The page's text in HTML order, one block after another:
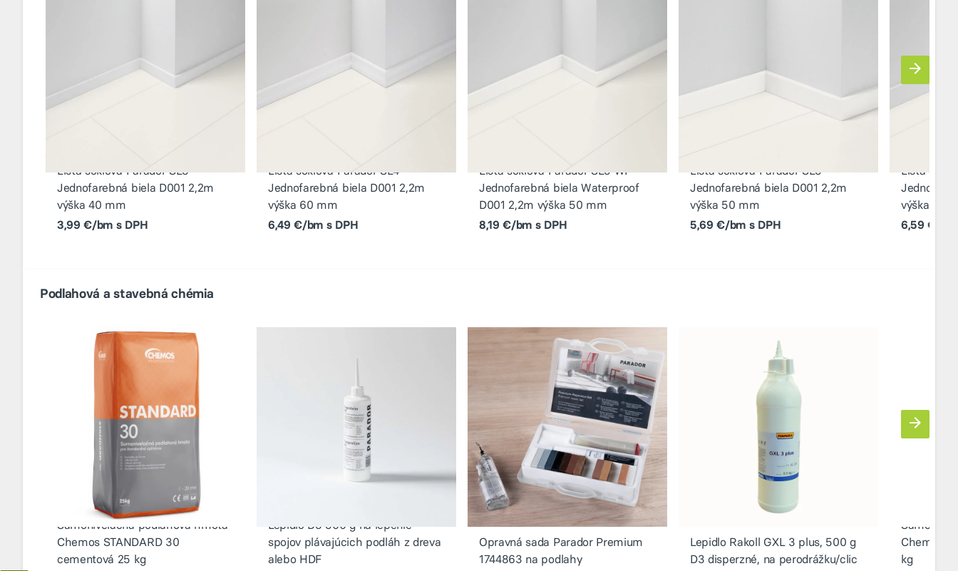
Lišta soklová Parador SL3
Jednofarebná biela D001 2,2m
výška 40 mm
3,99 €/bm s DPH
Lišta soklová Parador SL4
Jednofarebná biela D001 2,2m
výška 60 mm
6,49 €/bm s DPH
Lišta soklová Parador SL5 WF
Jednofarebná biela Waterproof
D001 2,2m výška 50 mm
8,19 €/bm s DPH
Lišta soklová Parador SL5
Jednofarebná biela D001 2,2m
výška 50 mm
5,69 €/bm s DPH
Lišta
výška 70
6,59 €/bm
Podlahová a stavebná chémia
Samonivelačná podlahová hmota
Chemos STANDARD 30
cementová 25 kg
Lepidlo D3 500 g na lepenie
spojov plávajúcich podláh z dreva
alebo HDF
Opravná sada Parador Premium
1744863 na podlahy
Lepidlo Rakoll GXL 3 plus, 500 g
D3 disperzné, na perodrážku/clic
Chemos
kg